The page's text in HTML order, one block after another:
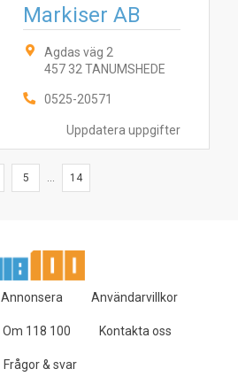
Uppdatera uppgifter
Markiser AB
Agdas väg 2
457 32 TANUMSHEDE
0525-20571
5 ... 14
Annonsera Användarvillkor
Om 118 100 Kontakta oss
Frågor & svar